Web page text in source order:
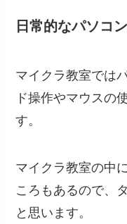
日常的なパソコ
マイクラ教室では
ド操作やマウスの
す。
マイクラ教室の中
ころもあるので、
と思います。